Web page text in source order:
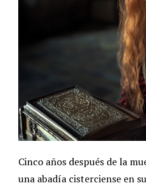
Cinco años después de la
una abadía cisterciense en